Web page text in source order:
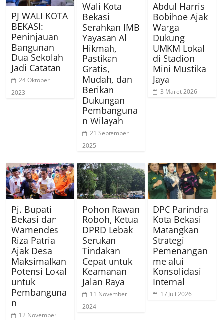
PJ WALI KOTA
BEKASI:
Peninjauan
Bangunan
Dua Sekolah
Jadi Catatan
24 Oktober
2023
Wali Kota
Bekasi
Serahkan IMB
Yayasan Al
Hikmah,
Pastikan
Gratis,
Mudah, dan
Berikan
Dukungan
Pembanguna
n Wilayah
21 September
2025
Abdul Harris
Bobihoe Ajak
Warga
Dukung
UMKM Lokal
di Stadion
Mini Mustika
Jaya
3 Maret 2026
Pj. Bupati
Bekasi dan
Wamendes
Riza Patria
Ajak Desa
Maksimalkan
Potensi Lokal
untuk
Pembanguna
n
12 November
Pohon Rawan
Roboh, Ketua
DPRD Lebak
Serukan
Tindakan
Cepat untuk
Keamanan
Jalan Raya
11 November
2024
DPC Parindra
Kota Bekasi
Matangkan
Strategi
Pemenangan
melalui
Konsolidasi
Internal
17 Juli 2026